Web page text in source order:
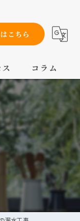
こちら
コラム